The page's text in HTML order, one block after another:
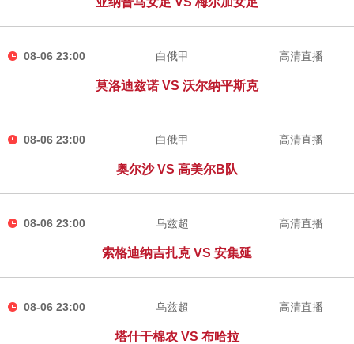
08-06 23:00 白俄甲
莫洛迪兹诺 VS 沃尔纳平斯克
高清直播
08-06 23:00 白俄甲
奥尔沙 VS 高美尔B队
高清直播
08-06 23:00 乌兹超
索格迪纳吉扎克 VS 安集延
高清直播
08-06 23:00 乌兹超
塔什干棉农 VS 布哈拉
高清直播